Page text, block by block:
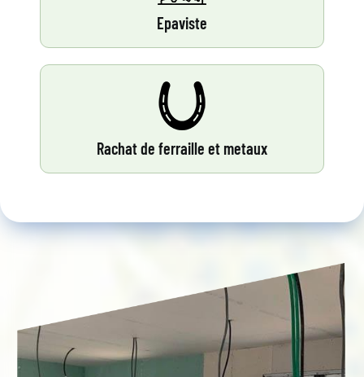
Epaviste
Rachat de ferraille et metaux